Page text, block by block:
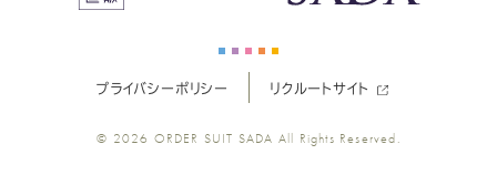
ツ
ー
ー
ツ
ツ
ツ
プライバシーポリシー リクルートサイト
© 2026 ORDER SUIT SADA All Rights Reserved.